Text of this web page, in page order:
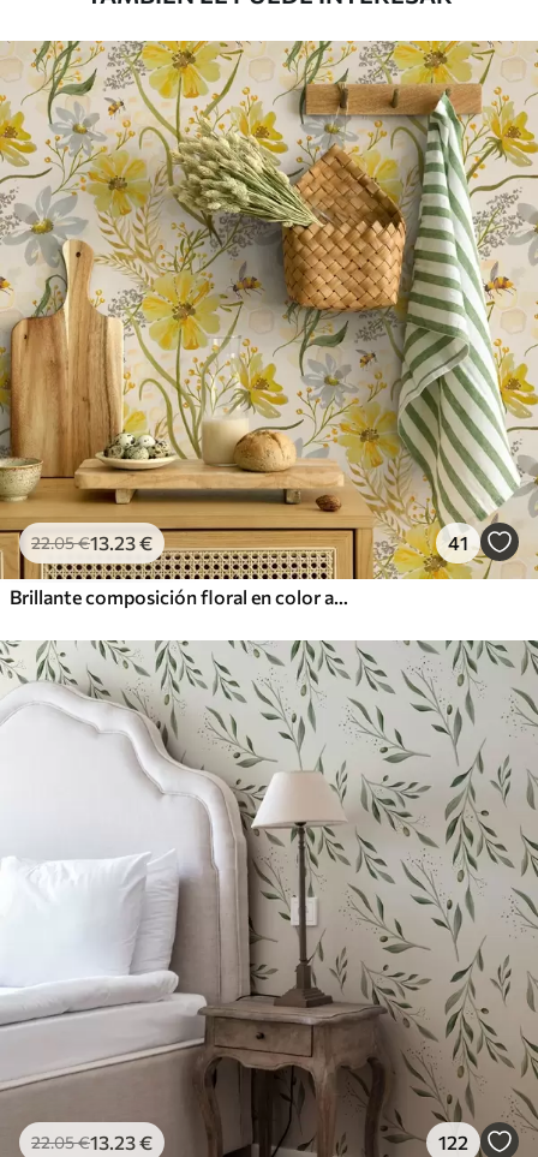
Premium
56.6734.00€/m²
Vinilo Premium
65.0039.00€/m²
22.05€13.23€ 41
Brillante composición floral en color amarillo
22.05€13.23€ 122